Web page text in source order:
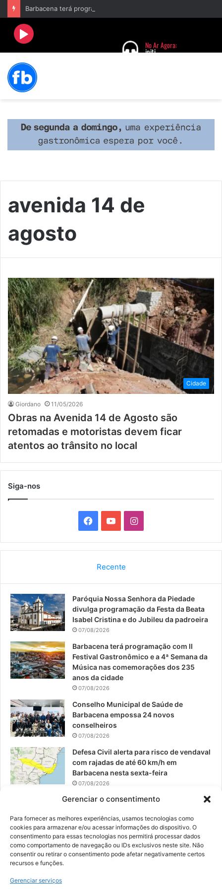
Gerenciar o consentimento
Para fornecer as melhores experiências, usamos tecnologias como
cookies para armazenar e/ou acessar informações do dispositivo. O
consentimento para essas tecnologias nos permitirá processar dados
como comportamento de navegação ou IDs exclusivos neste site. Não
consentir ou retirar o consentimento pode afetar negativamente certos
recursos e funções.
Gerenciar serviços
avenida 14 de
agosto
Cidade
Giordano 11/05/2026
Obras na Avenida 14 de Agosto são
retomadas e motoristas devem ficar
atentos ao trânsito no local
Siga-nos
a
b
o
k
o
u
b
I
n
a
g
a
Recente
Paróquia Nossa Senhora da Piedade
divulga programação da Festa da Beata
Isabel Cristina e do Jubileu da padroeira
07/08/2026
Barbacena terá programação com II
Festival Gastronômico e a 4ª Semana da
Música nas comemorações dos 235
anos da cidade
07/08/2026
Conselho Municipal de Saúde de
Barbacena empossa 24 novos
conselheiros
07/08/2026
Defesa Civil alerta para risco de vendaval
com rajadas de até 60 km/h em
Barbacena nesta sexta-feira
07/08/2026
EPCAR tem a melhor nota do IDEB no
06/08/2026
© 2026, Todos os direitos reservados | Desenvolvido por: